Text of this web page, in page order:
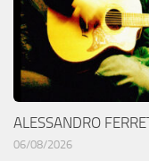
ALESSANDRO
06/08/2026